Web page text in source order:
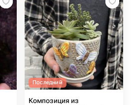
Последний
Композиция из